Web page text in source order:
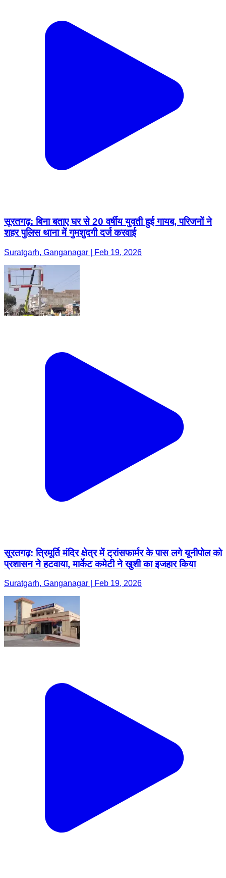
सूरतगढ़: बिना बताए घर से 20 वर्षीय युवती हुई गायब, परिजनों ने
शहर पुलिस थाना में गुमशुदगी दर्ज करवाई
Suratgarh, Ganganagar | Feb 19, 2026
सूरतगढ़: त्रिमूर्ति मंदिर क्षेत्र में ट्रांसफार्मर के पास लगे यूनीपोल को
प्रशासन ने हटवाया, मार्केट कमेटी ने खुशी का इजहार किया
Suratgarh, Ganganagar | Feb 19, 2026